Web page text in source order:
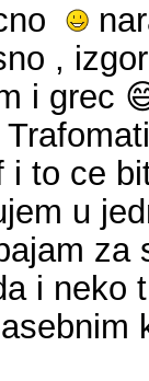
,
i grec
i to ce
u
i neko